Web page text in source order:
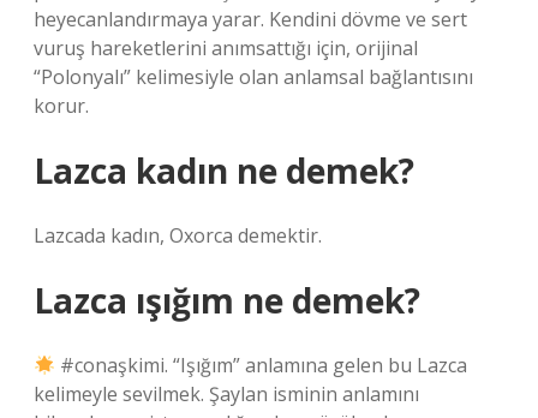
heyecanlandırmaya yarar. Kendini dövme ve sert
vuruş hareketlerini anımsattığı için, orijinal
“Polonyalı” kelimesiyle olan anlamsal bağlantısını
korur.
Lazca kadın ne demek?
Lazcada kadın, Oxorca demektir.
Lazca ışığım ne demek?
#conaşkimi. “Işığım” anlamına gelen bu Lazca
kelimeyle sevilmek. Şaylan isminin anlamını